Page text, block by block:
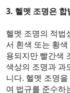
3. 헬멧 조명은 합
헬멧 조명의 적법
서 흰색 또는 황
용되지만 빨간색
색상의 조명과 과
니다. 헬멧 조명
여 법규를 준수하